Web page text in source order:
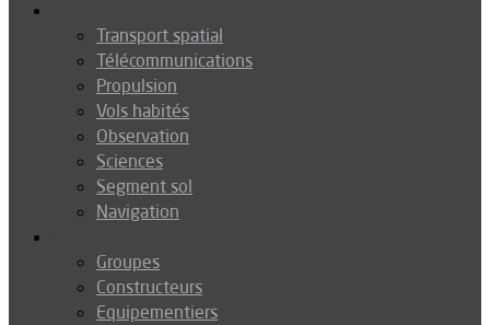
Transport spatial
Télécommunications
Propulsion
Vols habités
Observation
Sciences
Segment sol
Navigation
Groupes
Constructeurs
Equipementiers